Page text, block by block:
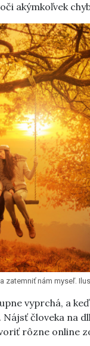
akýmkoľvek
zatemniť nám myseľ.
vyprchá, a
človeka na
rôzne online